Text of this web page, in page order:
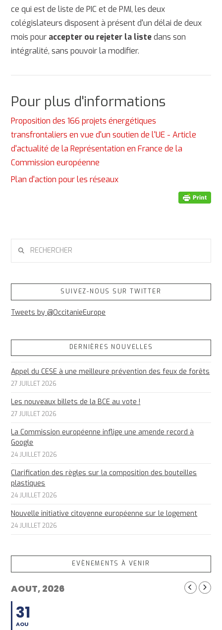
ce qui est de liste de PIC et de PMI, les deux
colégislateurs disposent à présent d'un délai de deux
mois pour accepter ou rejeter la listedans son
intégralité, sans pouvoir la modifier.
Pour plus d'informations
Proposition des 166 projets énergétiques
transfrontaliers en vue d'un soutien de l'UE - Article
d'actualité de la Représentation en France de la
Commission européenne
Plan d'action pour les réseaux
SUIVEZ-NOUS SUR TWITTER
Tweets by @OccitanieEurope
DERNIÈRES NOUVELLES
Appel du CESE à une meilleure prévention des feux de forêts
27 JUILLET 2026
Les nouveaux billets de la BCE au vote !
27 JUILLET 2026
La Commission européenne inflige une amende record à
Google
24 JUILLET 2026
Clarification des règles sur la composition des bouteilles
plastiques
24 JUILLET 2026
Nouvelle initiative citoyenne européenne sur le logement
24 JUILLET 2026
EVÈNEMENTS À VENIR
AOUT, 2026
31
AOU